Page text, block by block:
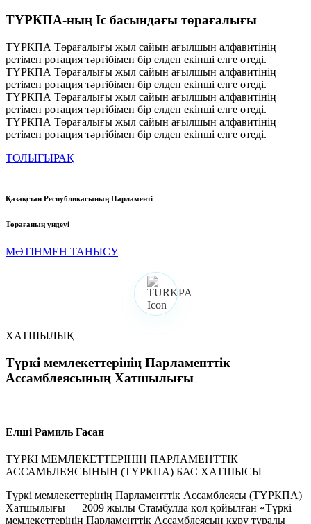
ТҮРКПА-ның Іс басындағы төрағалығы
ТҮРКПА Төрағалығы жыл сайын ағылшын алфавитінің
ретімен ротация тәртібімен бір елден екінші елге өтеді.
ТҮРКПА Төрағалығы жыл сайын ағылшын алфавитінің
ретімен ротация тәртібімен бір елден екінші елге өтеді.
ТҮРКПА Төрағалығы жыл сайын ағылшын алфавитінің
ретімен ротация тәртібімен бір елден екінші елге өтеді.
ТҮРКПА Төрағалығы жыл сайын ағылшын алфавитінің
ретімен ротация тәртібімен бір елден екінші елге өтеді.
ТОЛЫҒЫРАҚ
Қазақстан Республикасының Парламенті
Төрағаның үндеуі
МӘТІНМЕН ТАНЫСУ
ХАТШЫЛЫҚ
Түркі мемлекеттерінің Парламенттік
Ассамблеясының Хатшылығы
Елшi Рамиль Гасан
ТҮРКІ МЕМЛЕКЕТТЕРІНIҢ ПАРЛАМЕНТТІК
АССАМБЛЕЯСЫНЫҢ (ТҮРКПА) БАС ХАТШЫСЫ
Түркі мемлекеттерінің Парламенттік Ассамблеясы (ТҮРКПА)
Хатшылығы — 2009 жылы Стамбулда қол қойылған «Түркі
мемлекеттерінің Парламенттік Ассамблеясын құру туралы